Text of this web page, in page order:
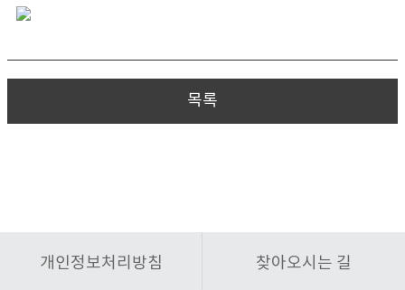
목록
개인정보처리방침 찾아오시는 길